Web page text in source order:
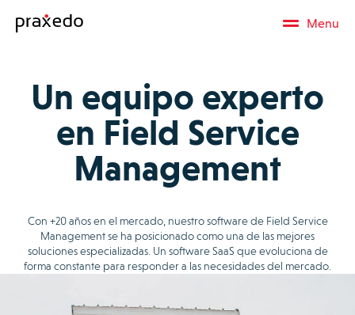
Menu
Un equipo experto
en Field Service
Management
Con +20 años en el mercado, nuestro software de Field Service
Management se ha posicionado como una de las mejores
soluciones especializadas. Un software SaaS que evoluciona de
forma constante para responder a las necesidades del mercado.